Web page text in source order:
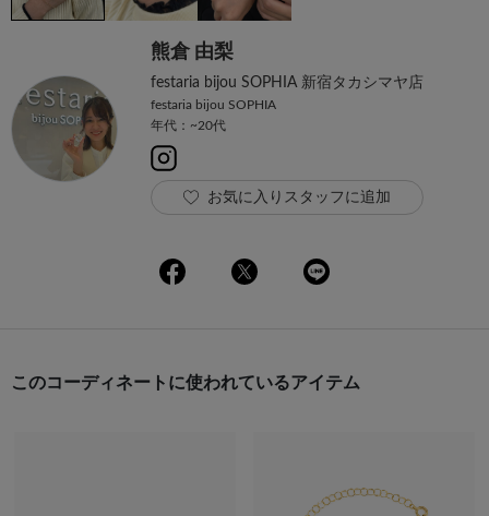
熊倉 由梨
festaria bijou SOPHIA 新宿タカシマヤ店
festaria bijou SOPHIA
年代：~20代
お気に入りスタッフに追加
このコーディネートに使われているアイテム